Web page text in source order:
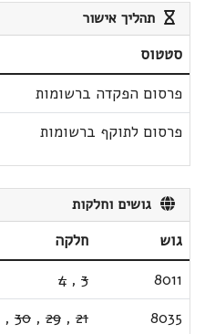
תהליך אישור
סטטוס
פרסום הפקדה ברשומות
פרסום לתוקף ברשומות
גושים וחלקות
גוש
חלקה
8011
3
,
4
8035
21
,
29
,
30
,